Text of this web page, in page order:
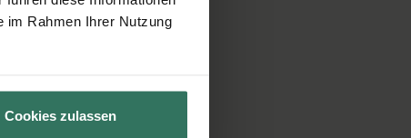
im Rahmen Ihrer Nutzung
Cookies zulassen